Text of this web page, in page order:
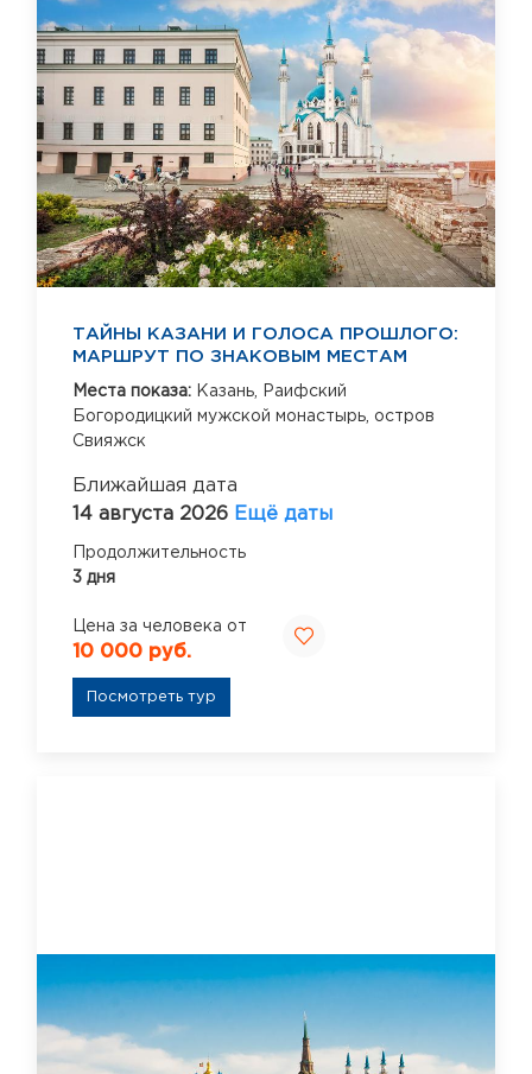
ТАЙНЫ КАЗАНИ И ГОЛОСА ПРОШЛОГО:
МАРШРУТ ПО ЗНАКОВЫМ МЕСТАМ
Места показа: Казань,
Раифский
Богородицкий мужской монастырь, остров
Свияжск
Ближайшая дата
14 августа 2026 Ещё даты
Продолжительность
3 дня
Цена за человека от
10 000 руб.
Посмотреть тур